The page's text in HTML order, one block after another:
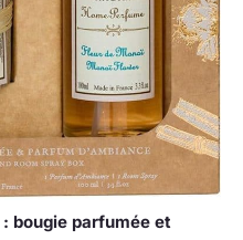
bougie parfumée et